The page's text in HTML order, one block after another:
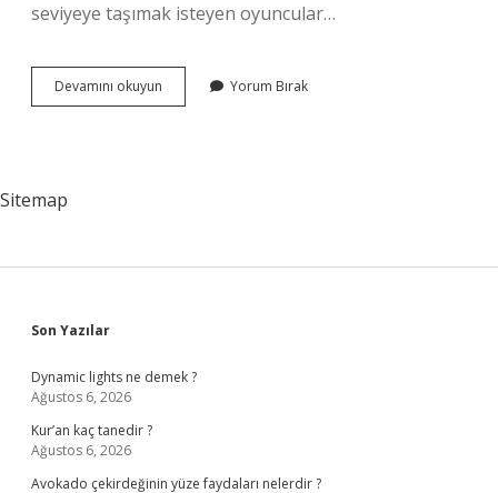
seviyeye taşımak isteyen oyuncular…
Devamını okuyun Bilardoda
Tebeşir
Yorum Bırak
Sitemap
Sidebar
Son Yazılar
Dynamic lights ne demek ?
Ağustos 6, 2026
Kur’an kaç tanedir ?
Ağustos 6, 2026
Avokado çekirdeğinin yüze faydaları nelerdir ?